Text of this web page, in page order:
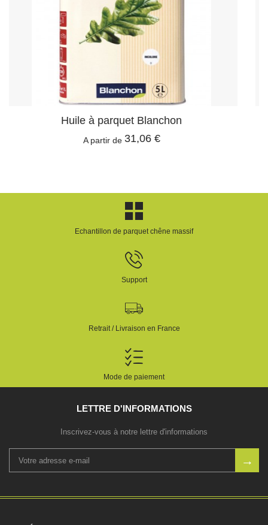
Savon fluide incolore Osmo
A partir de18,90 €
Echantillon de parquet chêne massif
Support
Retrait / Livraison en France
Mode de paiement
LETTRE D'INFORMATIONS
Inscrivez-vous à notre lettre d'informations